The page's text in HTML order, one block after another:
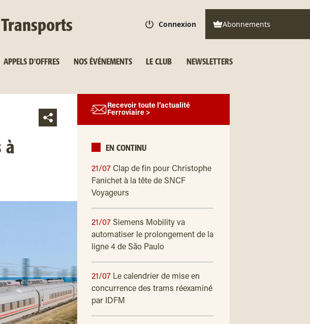
Connexion Abonnements
APPELS D'OFFRES NOS ÉVÉNEMENTS LE CLUB NEWSLETTERS
à
Recevoir toute l’actualité
Ferroviaire >
EN CONTINU
21/07 Clap de fin pour Christophe
Fanichet à la tête de SNCF
Voyageurs
21/07 Siemens Mobility va
automatiser le prolongement de la
ligne 4 de São Paulo
21/07 Le calendrier de mise en
concurrence des trams réexaminé
par IDFM